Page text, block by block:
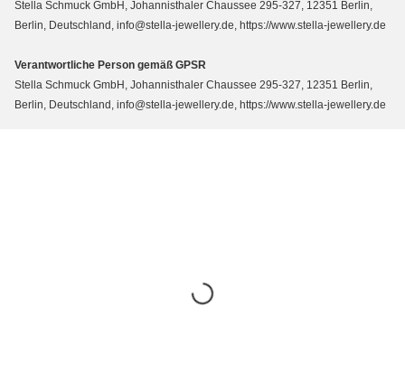
Stella Schmuck GmbH, Johannisthaler Chaussee 295-327, 12351 Berlin,
Berlin, Deutschland, info@stella-jewellery.de, https://www.stella-jewellery.de
Verantwortliche Person gemäß GPSR
Stella Schmuck GmbH, Johannisthaler Chaussee 295-327, 12351 Berlin,
Berlin, Deutschland, info@stella-jewellery.de, https://www.stella-jewellery.de